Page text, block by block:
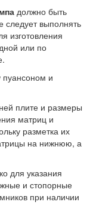
должно быть
следует выполнять
изготовления
или по
пуансоном и
плите и размеры
матриц и
разметка их
на нижнюю, а
для указания
и стопорные
при наличии